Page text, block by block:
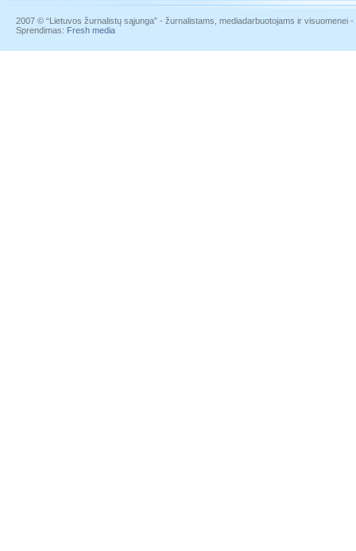
2007 © “Lietuvos žurnalistų sąjunga” - žurnalistams, mediadarbuotojams ir visuomenei
Sprendimas: Fresh media